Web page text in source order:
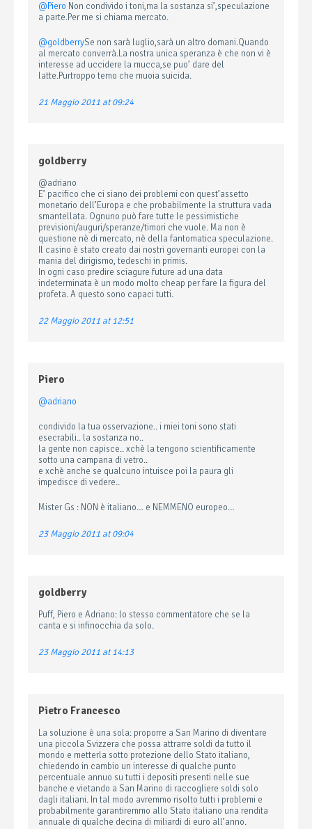
@Piero Non condivido i toni,ma la sostanza si’,speculazione
a parte.Per me si chiama mercato.
@goldberrySe non sarà luglio,sarà un altro domani.Quando
al mercato converrà.La nostra unica speranza è che non vi è
interesse ad uccidere la mucca,se puo’ dare del
latte.Purtroppo temo che muoia suicida.
21 Maggio 2011 at 09:24
goldberry
@adriano
E’ pacifico che ci siano dei problemi con quest’assetto
monetario dell’Europa e che probabilmente la struttura vada
smantellata. Ognuno può fare tutte le pessimistiche
previsioni/auguri/speranze/timori che vuole. Ma non è
questione nè di mercato, nè della fantomatica speculazione.
Il casino è stato creato dai nostri governanti europei con la
mania del dirigismo, tedeschi in primis.
In ogni caso predire sciagure future ad una data
indeterminata è un modo molto cheap per fare la figura del
profeta. A questo sono capaci tutti.
22 Maggio 2011 at 12:51
Piero
@adriano
condivido la tua osservazione.. i miei toni sono stati
esecrabili.. la sostanza no..
la gente non capisce.. xchè la tengono scientificamente
sotto una campana di vetro..
e xchè anche se qualcuno intuisce poi la paura gli
impedisce di vedere..
Mister Gs : NON è italiano… e NEMMENO europeo…
23 Maggio 2011 at 09:04
goldberry
Puff, Piero e Adriano: lo stesso commentatore che se la
canta e si infinocchia da solo.
23 Maggio 2011 at 14:13
Pietro Francesco
La soluzione è una sola: proporre a San Marino di diventare
una piccola Svizzera che possa attrarre soldi da tutto il
mondo e metterla sotto protezione dello Stato italiano,
chiedendo in cambio un interesse di qualche punto
percentuale annuo su tutti i depositi presenti nelle sue
banche e vietando a San Marino di raccogliere soldi solo
dagli italiani. In tal modo avremmo risolto tutti i problemi e
probabilmente garantiremmo allo Stato italiano una rendita
annuale di qualche decina di miliardi di euro all’anno.